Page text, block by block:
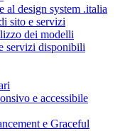
al design system .italia
sito e servizi
dei modelli
servizi disponibili
e accessibile
e Graceful